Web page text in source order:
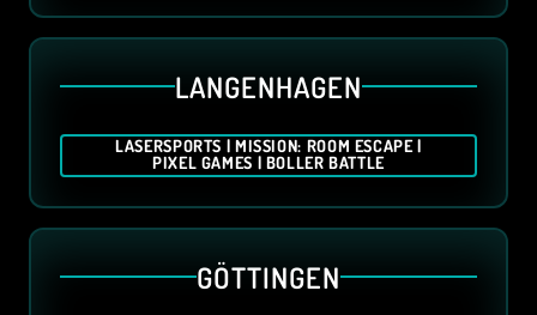
LANGENHAGEN
LASERSPORTS | MISSION: ROOM ESCAPE |
PIXEL GAMES | BOLLER BATTLE
GÖTTINGEN